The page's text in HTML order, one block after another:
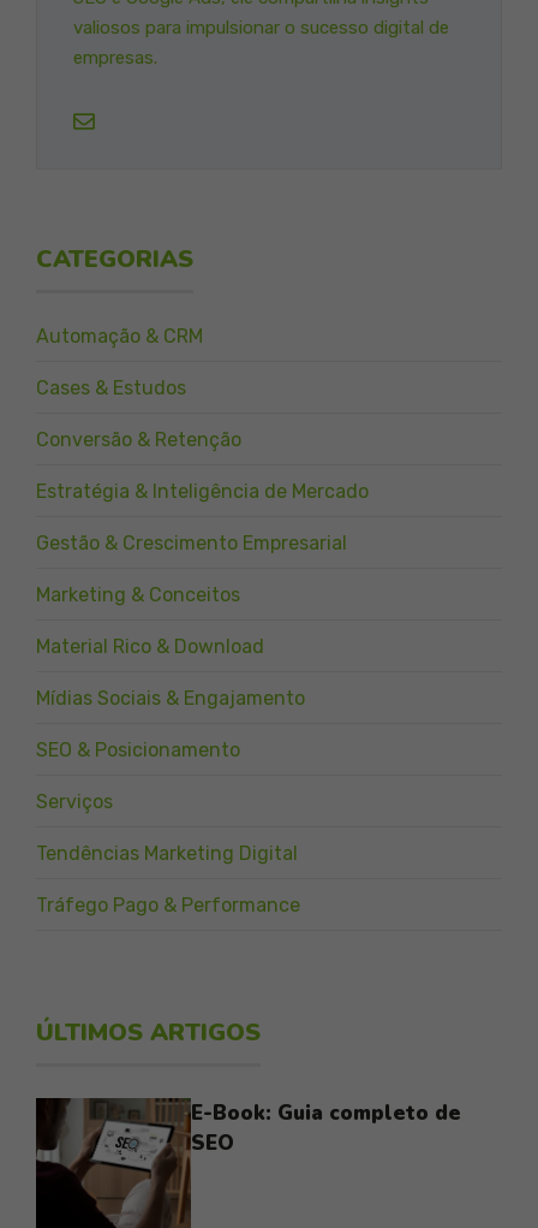
valiosos para impulsionar o sucesso digital de
empresas.
CATEGORIAS
Automação & CRM
Cases & Estudos
Conversão & Retenção
Estratégia & Inteligência de Mercado
Gestão & Crescimento Empresarial
Marketing & Conceitos
Material Rico & Download
Mídias Sociais & Engajamento
SEO & Posicionamento
Serviços
Tendências Marketing Digital
Tráfego Pago & Performance
ÚLTIMOS ARTIGOS
E-Book: Guia completo de
SEO